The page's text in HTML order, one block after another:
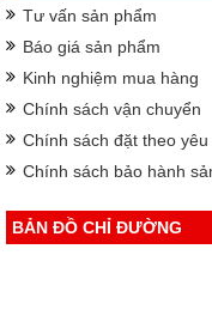
Tư vấn sản phẩm
Báo giá sản phẩm
Kinh nghiệm mua hàng
Chính sách vận chuyển
Chính sách đặt theo yêu
Chính sách bảo hành
BẢN ĐỒ CHỈ ĐƯỜNG